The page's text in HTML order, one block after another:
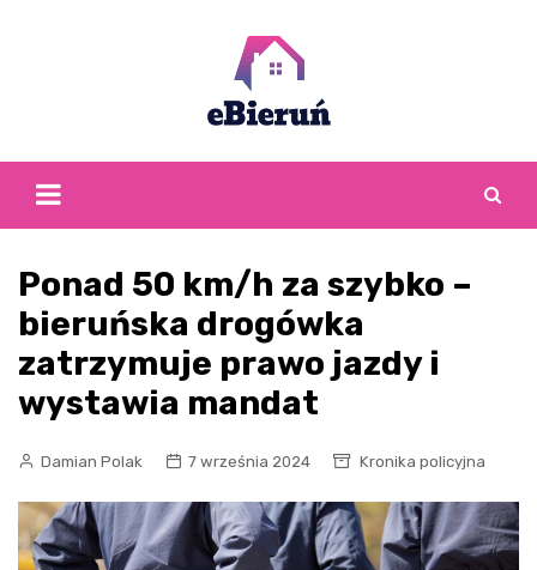
Ponad 50 km/h za szybko –
bieruńska drogówka
zatrzymuje prawo jazdy i
wystawia mandat
Damian Polak 7 września 2024 Kronika policyjna